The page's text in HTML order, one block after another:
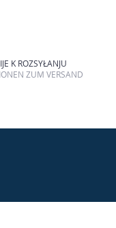
K ROZSYŁANJU
ZUM VERSAND